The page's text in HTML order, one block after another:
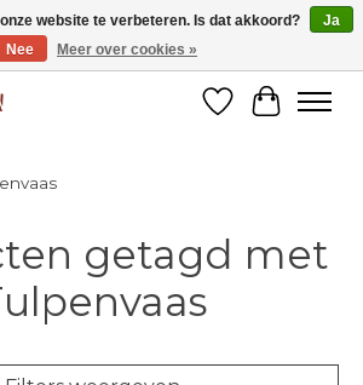
van Kunstmagazijn Nijmegen!
Verlanglijst
getagd met
website te verbeteren. Is dat akkoord?
Ja
Nee
Meer over cookies »